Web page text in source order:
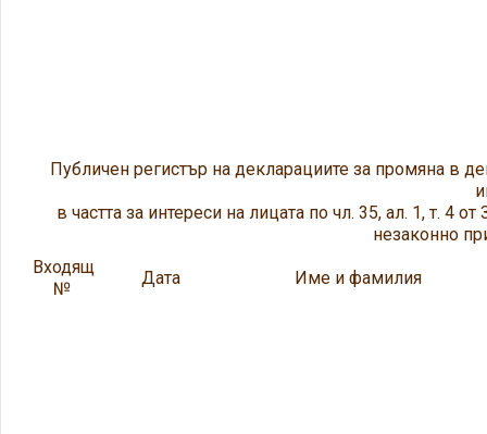
Публичен регистър на декларациите за промяна в
в частта за интереси на лицата по чл. 35, ал. 1, т. 4
незаконно
Входящ
№
Дата Име и фамилия